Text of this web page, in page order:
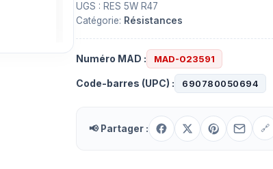
Watts
UGS : RES 5W R47
Catégorie: Résistances
Numéro MAD : MAD-023591
Code-barres (UPC) : 690780050694
📢 Partager : 🔗